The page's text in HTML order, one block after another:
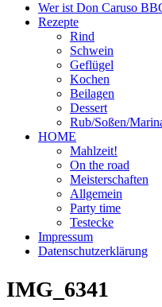
Wer ist Don Caruso
Rezepte
Rind
Schwein
Geflügel
Kochen
Beilagen
Dessert
Rub/Soßen/
HOME
Mahlzeit!
On the road
Meisterschaften
Allgemein
Party time
Testecke
Impressum
Datenschutzerklärung
IMG_6341